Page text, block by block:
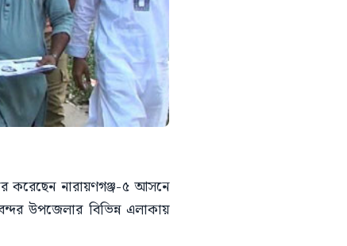
করেছেন নারায়ণগঞ্জ-৫ আসনে
উপজেলার বিভিন্ন এলাকায়